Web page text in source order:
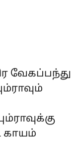
வேகப்பந்து
காயம்